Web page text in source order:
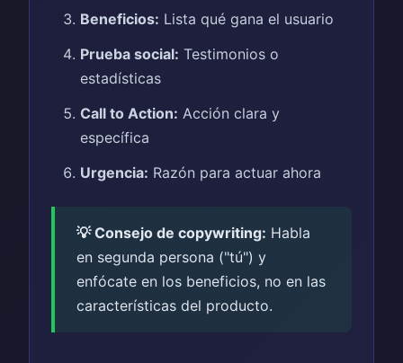
Beneficios: Lista qué gana el usuario
Prueba social: Testimonios o
estadísticas
Call to Action: Acción clara y
específica
Urgencia: Razón para actuar ahora
💡 Consejo de copywriting: Habla
en segunda persona ("tú") y
enfócate en los beneficios, no en las
características del producto.